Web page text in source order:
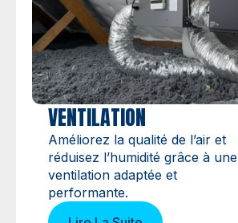
VENTILATION
Améliorez la qualité de l’air et
réduisez l’humidité grâce à une
ventilation adaptée et
performante.